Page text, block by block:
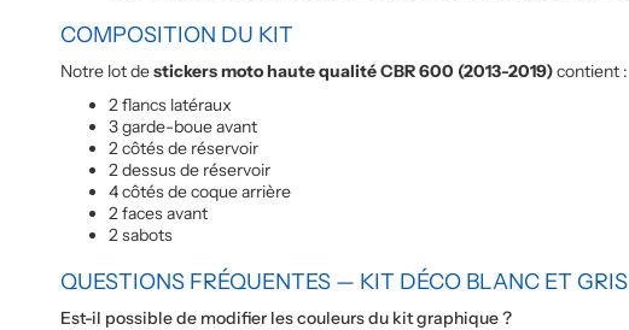
COMPOSITION DU KIT
Notre lot destickers moto haute qualité CBR 600 (2013-2019)contient :
2 flancs latéraux
3 garde-boue avant
2 côtés de réservoir
2 dessus de réservoir
4 côtés de coque arrière
2 faces avant
2 sabots
QUESTIONS FRÉQUENTES — KIT DÉCO BLANC ET GRIS
Est-il possible de modifier les couleurs du kit graphique ?